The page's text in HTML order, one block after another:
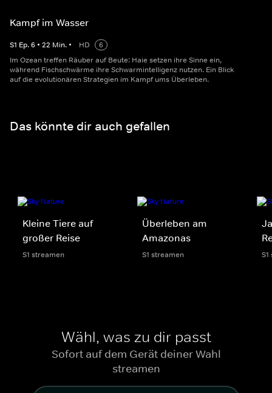
Kampf im Wasser
S1 Ep.6 • 22 Min. • HD
6
Im Ozean treffen Räuber auf Beute: Haie setzen ihre Sinne ein,
während Fischschwärme ihre Schwarmintelligenz nutzen. Ein Blick
auf die evolutionären Strategien im Kampf ums Überleben.
Das könnte dir auch gefallen
Kleine Tiere auf
großer Reise
S1 streamen
Überleben am
Amazonas
S1 streamen
Wähl, was zu dir passt
Sofort auf dem Gerät deiner Wahl
streamen